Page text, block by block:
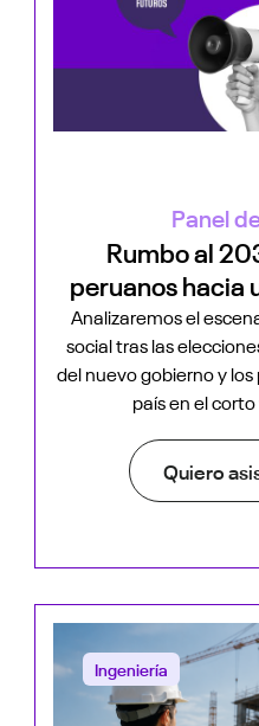
Panel
Rumbo al
peruanos hacia
Analizaremos el
social tras las
del nuevo gobierno y los
país en el
Quiero
Ingeniería